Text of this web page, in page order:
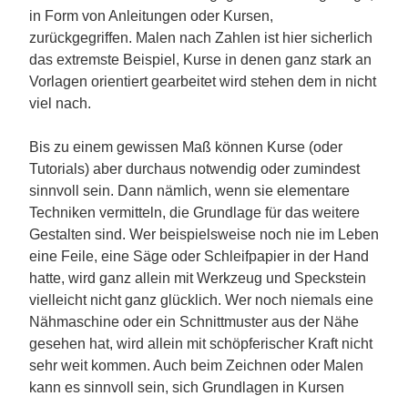
in Form von Anleitungen oder Kursen,
zurückgegriffen. Malen nach Zahlen ist hier sicherlich
das extremste Beispiel, Kurse in denen ganz stark an
Vorlagen orientiert gearbeitet wird stehen dem in nicht
viel nach.
Bis zu einem gewissen Maß können Kurse (oder
Tutorials) aber durchaus notwendig oder zumindest
sinnvoll sein. Dann nämlich, wenn sie elementare
Techniken vermitteln, die Grundlage für das weitere
Gestalten sind. Wer beispielsweise noch nie im Leben
eine Feile, eine Säge oder Schleifpapier in der Hand
hatte, wird ganz allein mit Werkzeug und Speckstein
vielleicht nicht ganz glücklich. Wer noch niemals eine
Nähmaschine oder ein Schnittmuster aus der Nähe
gesehen hat, wird allein mit schöpferischer Kraft nicht
sehr weit kommen. Auch beim Zeichnen oder Malen
kann es sinnvoll sein, sich Grundlagen in Kursen